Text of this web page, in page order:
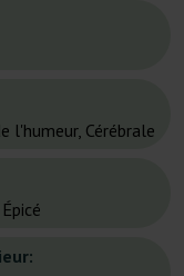
l'humeur, Cérébrale